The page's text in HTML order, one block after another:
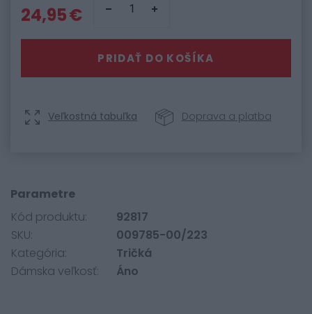
24,95 €
PRIDAŤ DO KOŠÍKA
Veľkostná tabuľka Doprava a platba
Parametre
Kód produktu:
92817
SKU:
009785-00/223
Kategória:
Tričká
Dámska veľkosť:
Áno